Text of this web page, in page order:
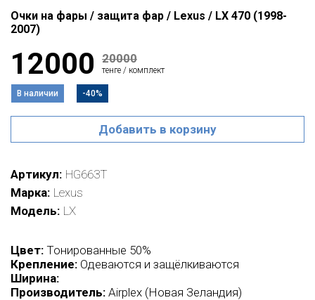
Очки на фары / защита фар / Lexus / LX 470 (1998-
2007)
12000 20000
тенге / комплект
В наличии -40%
Добавить в корзину
Артикул HG663T
Марка Lexus
Модель LX
Цвет: Тонированные 50%
Крепление: Одеваются и защёлкиваются
Ширина:
Производитель: Airplex (Новая Зеландия)